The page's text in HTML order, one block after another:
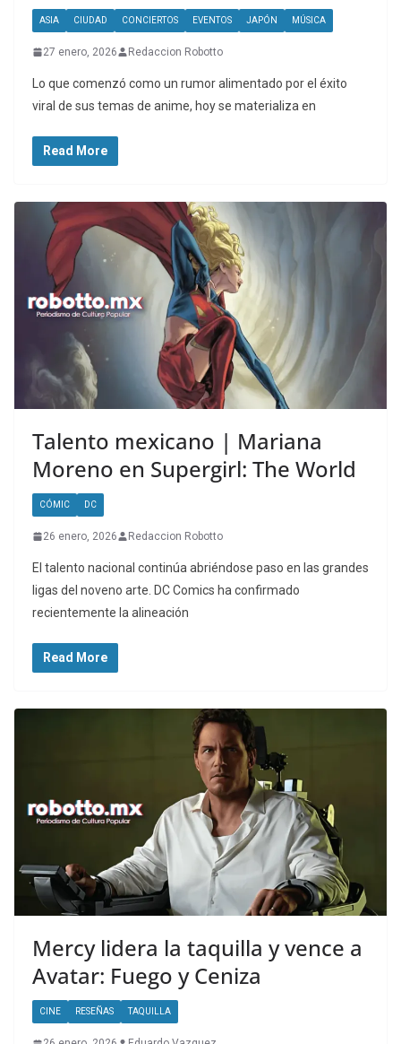
ASIA CIUDAD CONCIERTOS EVENTOS JAPÓN MÚSICA
27 enero, 2026 Redaccion Robotto
Lo que comenzó como un rumor alimentado por el éxito
viral de sus temas de anime, hoy se materializa en
Read More
Talento mexicano | Mariana
Moreno en Supergirl: The World
CÓMIC DC
26 enero, 2026 Redaccion Robotto
El talento nacional continúa abriéndose paso en las grandes
ligas del noveno arte. DC Comics ha confirmado
recientemente la alineación
Read More
Mercy lidera la taquilla y vence a
Avatar: Fuego y Ceniza
CINE RESEÑAS TAQUILLA